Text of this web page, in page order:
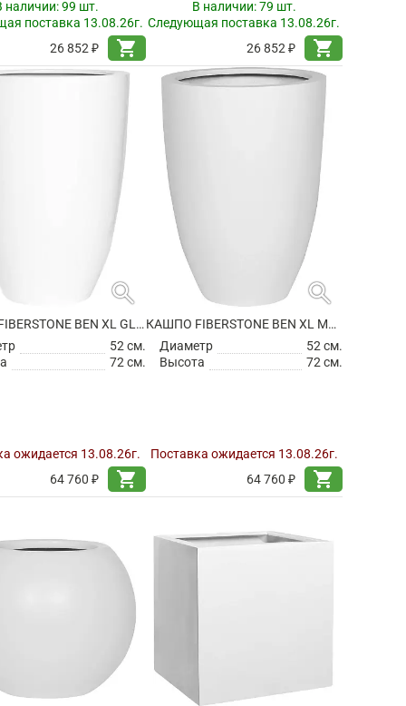
наличии:99 шт.
поставка 13.08.26г.
26 852 ₽
shopping_cart
В наличии:79 шт.
Следующая поставка 13.08.26г.
26 852 ₽
shopping_cart
search
КАШПО FIBERSTONE BEN XL GLOSSY WHITE
52 см.
72 см.
ожидается 13.08.26г.
64 760 ₽
shopping_cart
search
КАШПО FIBERSTONE BEN XL MATT WHITE
Диаметр
52 см.
Высота
72 см.
Поставка ожидается 13.08.26г.
64 760 ₽
shopping_cart